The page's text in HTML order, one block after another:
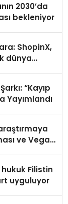
2030’da
bekleniyor
ShopinX,
dünya
“Kayıp
Yayımlandı
ve Vegan
Filistin
uyguluyor